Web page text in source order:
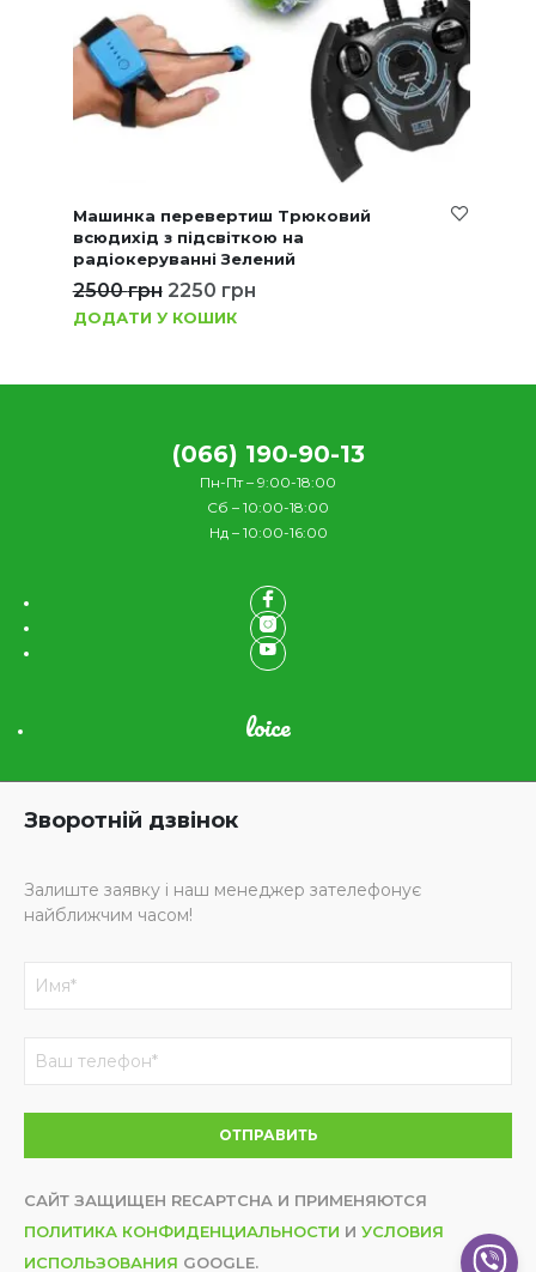
Машинка перевертиш Трюковий
всюдихід з підсвіткою на
радіокеруванні Зелений
2500грн 2250 грн
ДОДАТИ У КОШИК
(066) 190-90-13
Пн-Пт – 9:00-18:00
Сб – 10:00-18:00
Нд – 10:00-16:00
loice
Зворотній дзвінок
Залиште заявку і наш менеджер зателефонує
найближчим часом!
САЙТ ЗАЩИЩЕН RECAPTCHA И ПРИМЕНЯЮТСЯ
ПОЛИТИКА КОНФИДЕНЦИАЛЬНОСТИ И УСЛОВИЯ
ИСПОЛЬЗОВАНИЯ GOOGLE.